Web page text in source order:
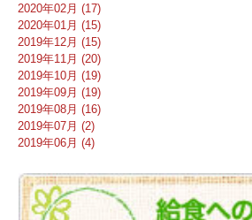
2020年02月 (17)
2020年01月 (15)
2019年12月 (15)
2019年11月 (20)
2019年10月 (19)
2019年09月 (19)
2019年08月 (16)
2019年07月 (2)
2019年06月 (4)